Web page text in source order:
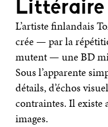
Littéraire
L’artiste fin­lan­dais
crée — par la
mutent — une BD
Sous l’apparente
détails, d’échos
contraintes. Il existe
images.